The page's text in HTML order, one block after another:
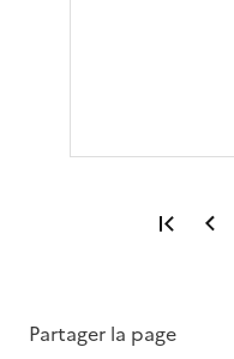
Partager la page